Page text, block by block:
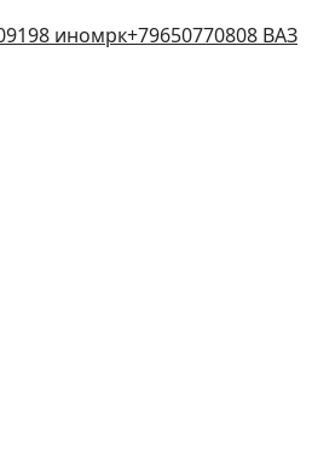
иномрк+79650770808 ВАЗ